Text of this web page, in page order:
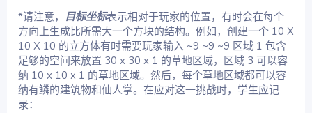
*请注意， 目标坐标表示相对于玩家的位置，有时会在每个
方向上生成比所需大一个方块的结构。例如，创建一个 10 X
10 X 10 的立方体有时需要玩家输入 ~9 ~9 ~9 区域 1 包含
足够的空间来放置 30 x 30 x 1 的草地区域，区域 3 可以容
纳 10 x 10 x 1 的草地区域。然后，每个草地区域都可以容
纳有鳞的建筑物和仙人掌。在应对这一挑战时，学生应记
录：